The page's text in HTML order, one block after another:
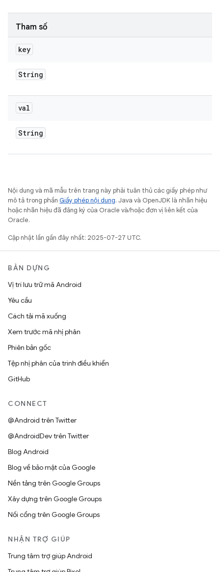
Tham số
key
String
val
String
Nội dung và mã mẫu trên trang này phải tuân thủ các giấy phép như
mô tả trong phần Giấy phép nội dung. Java và OpenJDK là nhãn hiệu
hoặc nhãn hiệu đã đăng ký của Oracle và/hoặc đơn vị liên kết của
Oracle.
Cập nhật lần gần đây nhất: 2025-07-27 UTC.
BẢN DỰNG
Vị trí lưu trữ mã Android
Yêu cầu
Cách tải mã xuống
Xem trước mã nhị phân
Phiên bản gốc
Tệp nhị phân của trình điều khiển
GitHub
CONNECT
@Android trên Twitter
@AndroidDev trên Twitter
Blog Android
Blog về bảo mật của Google
Nền tảng trên Google Groups
Xây dựng trên Google Groups
Nối cổng trên Google Groups
NHẬN TRỢ GIÚP
Trung tâm trợ giúp Android